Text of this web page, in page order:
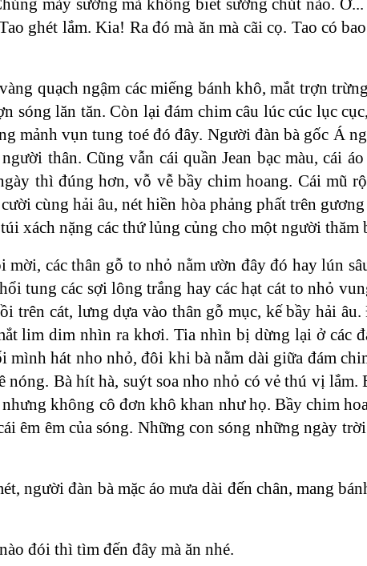
ghét lắm. Kia! Ra đó mà ăn mà cãi cọ. Tao có
quạch ngậm các miếng bánh khô, mắt trợn
sóng lăn tăn. Còn lại đám chim câu lúc cúc lục
mảnh vụn tung toé đó đây. Người đàn bà gốc Á
thân. Cũng vẫn cái quần Jean bạc màu, cái áo
thì đúng hơn, vỗ vễ bầy chim hoang. Cái mũ
cùng hải âu, nét hiền hòa phảng phất trên
xách nặng các thứ lủng củng cho một người thăm
các thân gỗ to nhỏ nằm ườn đây đó hay lún
tung các sợi lông trắng hay các hạt cát to nhỏ
trên cát, lưng dựa vào thân gỗ mục, kế bầy hải
lim dim nhìn ra khơi. Tia nhìn bị dừng lại ở các
mình hát nho nhỏ, đôi khi bà nằm dài giữa đám
nóng. Bà hít hà, suýt soa nho nhỏ có vẻ thú vị
không cô đơn khô khan như họ. Bầy chim
êm êm của sóng. Những con sóng những ngày
người đàn bà mặc áo mưa dài đến chân, mang
đói thì tìm đến đây mà ăn nhé.